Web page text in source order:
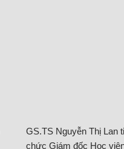
GS.TS Nguyễn Thị Lan
chức Giám đốc Học